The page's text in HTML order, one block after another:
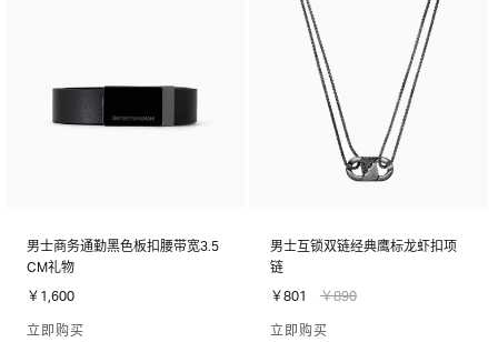
男士商务通勤黑色板扣腰带宽3.5
CM礼物
￥1,600
立即购买
男士互锁双链经典鹰标龙虾扣项
链
￥801
￥890
立即购买